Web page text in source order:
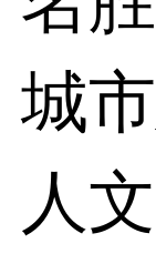
城
人